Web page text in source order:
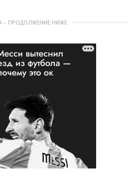
– ПРОДОЛЖЕНИЕ НИЖЕ